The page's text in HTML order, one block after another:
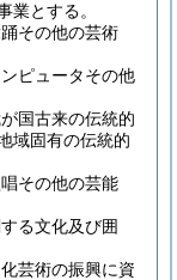
業とする。
その他の芸術
ピュータその他
国古来の伝統的
域固有の伝統的
その他の芸能
る文化及び囲
芸術の振興に資